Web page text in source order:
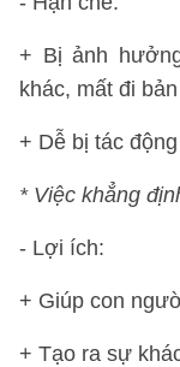
+ Bị ảnh
khác, mất đi
+ Dễ bị tác
* Việc khẳng
- Lợi ích:
+ Giúp con
+ Tạo ra sự